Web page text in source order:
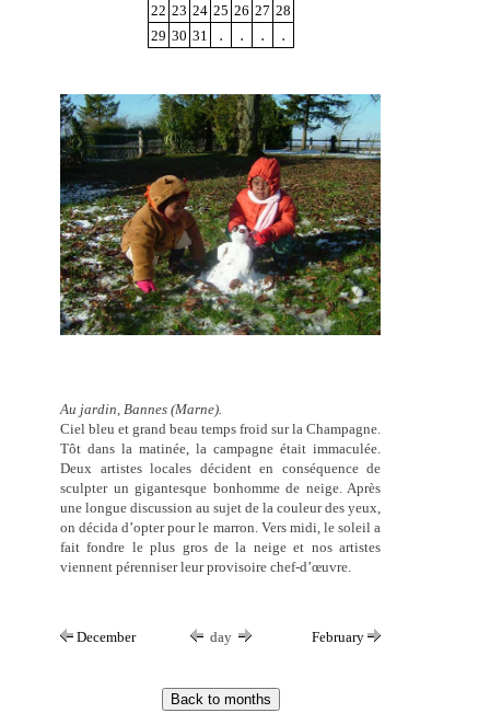
22 23 24 25 26 27 28
29 30 31 . . . .
Au jardin, Bannes (Marne).
Ciel bleu et grand beau temps froid sur la Champagne.
Tôt dans la matinée, la campagne était immaculée.
Deux artistes locales décident en conséquence de
sculpter un gigantesque bonhomme de neige. Après
une longue discussion au sujet de la couleur des yeux,
on décida d’opter pour le marron. Vers midi, le soleil a
fait fondre le plus gros de la neige et nos artistes
viennent pérenniser leur provisoire chef-d’œuvre.
December day February